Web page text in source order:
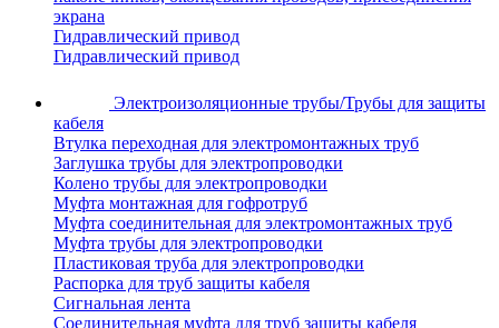
экрана
Гидравлический привод
Гидравлический привод
Электроизоляционные трубы/Трубы для защиты
кабеля
Втулка переходная для электромонтажных труб
Заглушка трубы для электропроводки
Колено трубы для электропроводки
Муфта монтажная для гофротруб
Муфта соединительная для электромонтажных труб
Муфта трубы для электропроводки
Пластиковая труба для электропроводки
Распорка для труб защиты кабеля
Сигнальная лента
Соединительная муфта для труб защиты кабеля